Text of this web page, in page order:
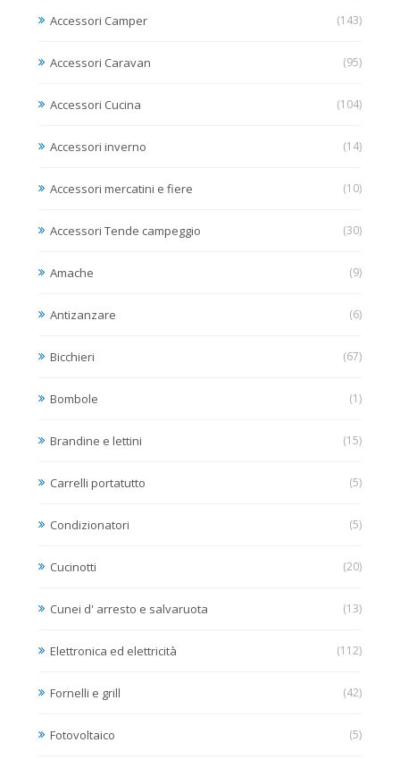
Accessori Camper (143)
Accessori Caravan (95)
Accessori Cucina (104)
Accessori inverno (14)
Accessori mercatini e fiere (10)
Accessori Tende campeggio (30)
Amache (9)
Antizanzare (6)
Bicchieri (67)
Bombole (1)
Brandine e lettini (15)
Carrelli portatutto (5)
Condizionatori (5)
Cucinotti (20)
Cunei d' arresto e salvaruota (13)
Elettronica ed elettricità (112)
Fornelli e grill (42)
Fotovoltaico (5)